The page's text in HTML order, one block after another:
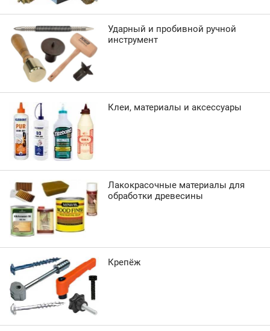
Ударный и пробивной ручной
инструмент
Клеи, материалы и аксессуары
Лакокрасочные материалы для
обработки древесины
Крепёж